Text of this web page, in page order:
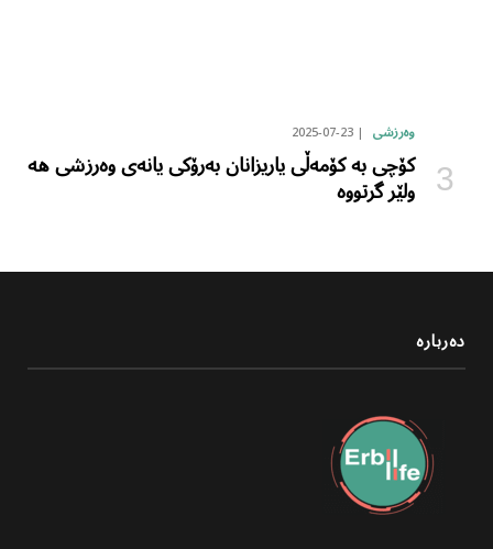
وەرزشی 2025-07-23
کۆچی بە کۆمەڵی یاریزانان بەرۆکی یانەی وەرزشی هە
ولێر گرتووە
دەربارە